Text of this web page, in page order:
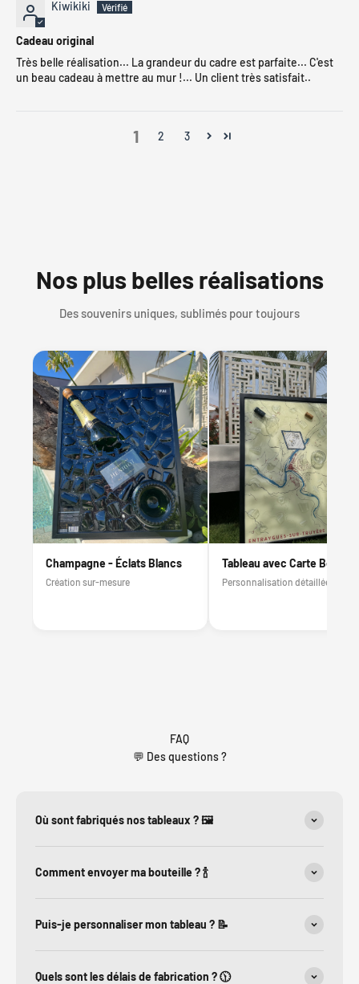
Kiwikiki
Cadeau original
Très belle réalisation... La grandeur du cadre est parfaite... C'est
un beau cadeau à mettre au mur !... Un client très satisfait..
1 2 3
Nos plus belles réalisations
Des souvenirs uniques, sublimés pour toujours
Champagne - Éclats Blancs
Création sur-mesure
Tableau avec Carte
Personnalisation détaillée
FAQ
💬 Des questions ?
Où sont fabriqués nos tableaux ? 🖼️
Comment envoyer ma bouteille ? 🍾
Puis-je personnaliser mon tableau ? 📝
Quels sont les délais de fabrication ? 🕦